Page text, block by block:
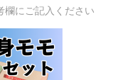
欄にご記入ください